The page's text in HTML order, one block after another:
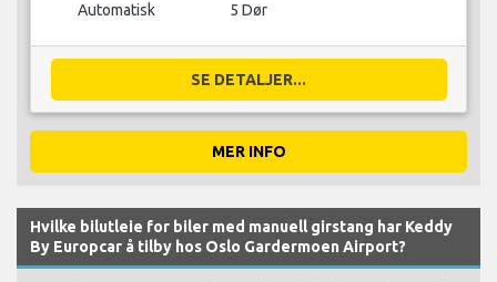
Automatisk 5 Dør
SE DETALJER...
MER INFO
Hvilke bilutleie for biler med manuell girstang har Keddy
By Europcar å tilby hos Oslo Gardermoen Airport?